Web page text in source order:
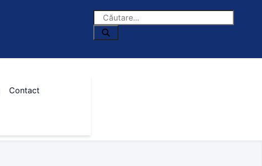
Contact